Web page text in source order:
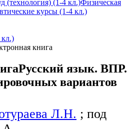
(технология) (1-4 кл.)Физическая
курсы (1-4 кл.)
кл.)
книга
Русский язык. ВПР.
вариантов
Л.Н. ; под